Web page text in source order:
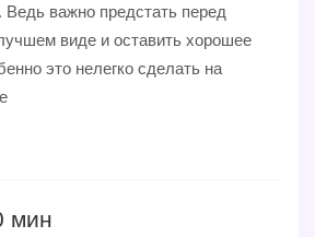
Ведь важно предстать перед
виде и оставить хорошее
это нелегко сделать на
мин